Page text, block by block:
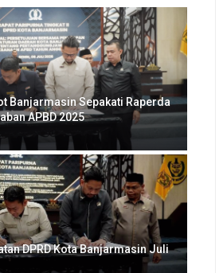
Banjarmasin Sepakati Raperda
APBD 2025
DPRD Kota Banjarmasin Juli